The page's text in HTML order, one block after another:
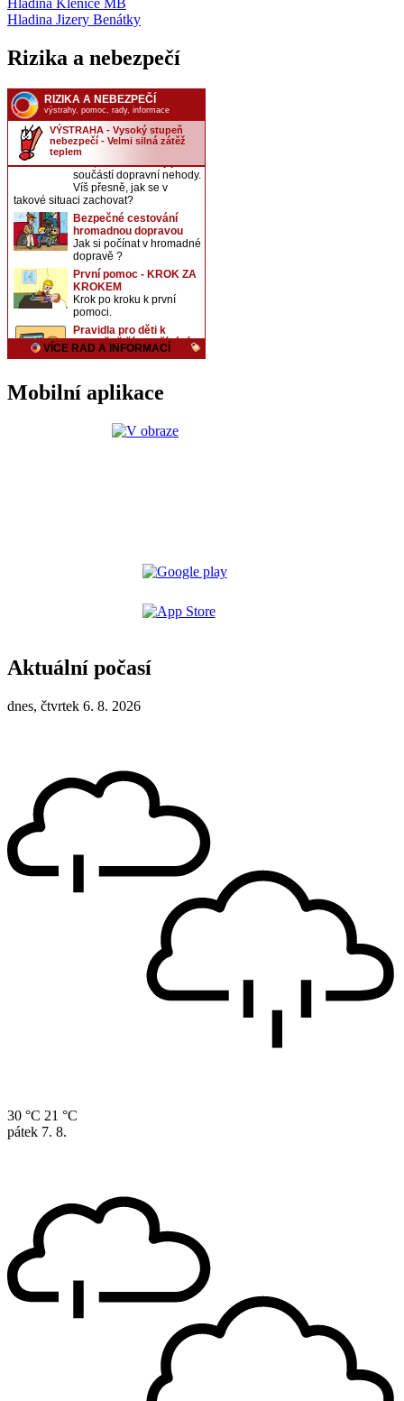
Hladina Jizery Benátky
Rizika a nebezpečí
Mobilní aplikace
Aktuální počasí
dnes, čtvrtek 6. 8. 2026
30 °C 21 °C
pátek 7. 8.